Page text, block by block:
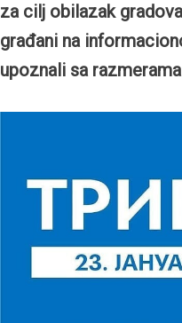
za cilj obilazak
građani na
upoznali sa